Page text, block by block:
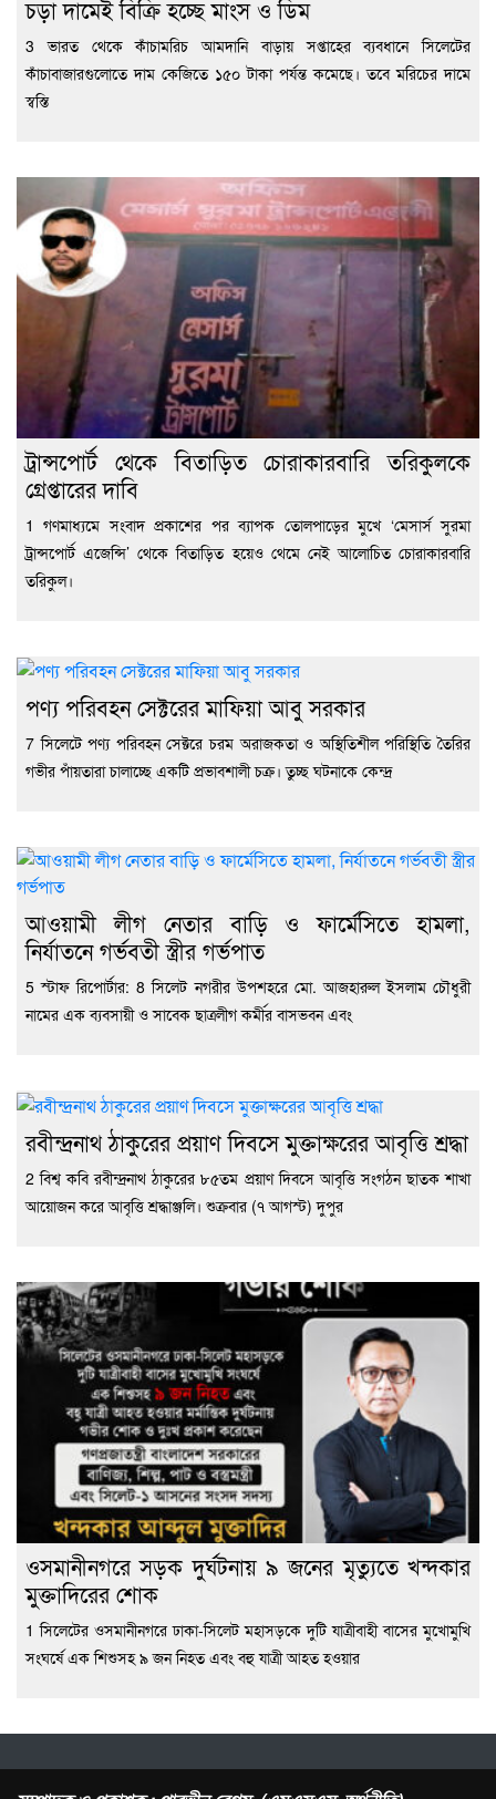
চড়া দামেই বিক্রি হচ্ছে মাংস ও ডিম
3 ভারত থেকে কাঁচামরিচ আমদানি বাড়ায় সপ্তাহের ব্যবধানে সিলেটের
কাঁচাবাজারগুলোতে দাম কেজিতে ১৫০ টাকা পর্যন্ত কমেছে। তবে মরিচের দামে
স্বস্তি
ট্রান্সপোর্ট থেকে বিতাড়িত চোরাকারবারি তরিকুলকে
গ্রেপ্তারের দাবি
1 গণমাধ্যমে সংবাদ প্রকাশের পর ব্যাপক তোলপাড়ের মুখে ‘মেসার্স সুরমা
ট্রান্সপোর্ট এজেন্সি’ থেকে বিতাড়িত হয়েও থেমে নেই আলোচিত চোরাকারবারি
তরিকুল।
পণ্য পরিবহন সেক্টরের মাফিয়া আবু সরকার
7 সিলেটে পণ্য পরিবহন সেক্টরে চরম অরাজকতা ও অস্থিতিশীল পরিস্থিতি তৈরির
গভীর পাঁয়তারা চালাচ্ছে একটি প্রভাবশালী চক্র। তুচ্ছ ঘটনাকে কেন্দ্র
আওয়ামী লীগ নেতার বাড়ি ও ফার্মেসিতে হামলা,
নির্যাতনে গর্ভবতী স্ত্রীর গর্ভপাত
5 স্টাফ রিপোর্টার: 8 সিলেট নগরীর উপশহরে মো. আজহারুল ইসলাম চৌধুরী
নামের এক ব্যবসায়ী ও সাবেক ছাত্রলীগ কর্মীর বাসভবন এবং
রবীন্দ্রনাথ ঠাকুরের প্রয়াণ দিবসে মুক্তাক্ষরের আবৃত্তি শ্রদ্ধা
2 বিশ্ব কবি রবীন্দ্রনাথ ঠাকুরের ৮৫তম প্রয়াণ দিবসে আবৃত্তি সংগঠন ছাতক শাখা
আয়োজন করে আবৃত্তি শ্রদ্ধাঞ্জলি। শুক্রবার (৭ আগস্ট) দুপুর
ওসমানীনগরে সড়ক দুর্ঘটনায় ৯ জনের মৃত্যুতে খন্দকার
মুক্তাদিরের শোক
1 সিলেটের ওসমানীনগরে ঢাকা-সিলেট মহাসড়কে দুটি যাত্রীবাহী বাসের মুখোমুখি
সংঘর্ষে এক শিশুসহ ৯ জন নিহত এবং বহু যাত্রী আহত হওয়ার